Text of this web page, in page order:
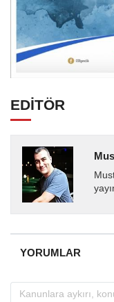
EDİTÖR
YORUMLAR